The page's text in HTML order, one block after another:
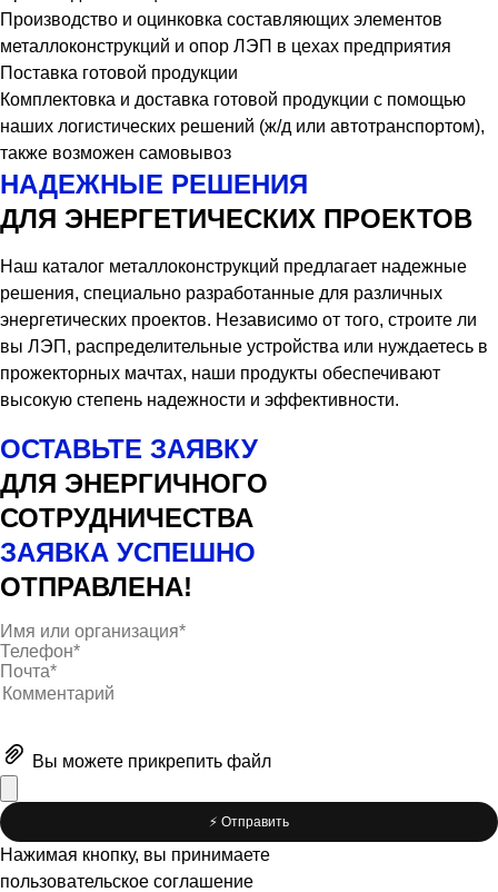
Производство и оцинковка составляющих элементов
металлоконструкций и опор ЛЭП в цехах предприятия
Поставка готовой продукции
Комплектовка и доставка готовой продукции с помощью
наших логистических решений (ж/д или автотранспортом),
также возможен самовывоз
НАДЕЖНЫЕ РЕШЕНИЯ
ДЛЯ ЭНЕРГЕТИЧЕСКИХ ПРОЕКТОВ
Наш каталог металлоконструкций предлагает надежные
решения, специально разработанные для различных
энергетических проектов. Независимо от того, строите ли
вы ЛЭП, распределительные устройства или нуждаетесь в
прожекторных мачтах, наши продукты обеспечивают
высокую степень надежности и эффективности.
ОСТАВЬТЕ ЗАЯВКУ
ДЛЯ ЭНЕРГИЧНОГО
СОТРУДНИЧЕСТВА
ЗАЯВКА УСПЕШНО
ОТПРАВЛЕНА!
Вы можете прикрепить файл
⚡️ Отправить
Нажимая кнопку, вы принимаете
пользовательское соглашение